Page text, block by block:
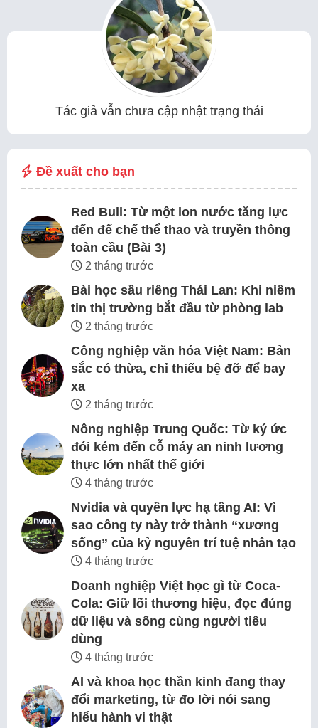
Tác giả vẫn chưa cập nhật trạng thái
Đề xuất cho bạn
Red Bull: Từ một lon nước tăng lực
đến đế chế thể thao và truyền thông
toàn cầu (Bài 3)
2 tháng trước
Bài học sầu riêng Thái Lan: Khi niềm
tin thị trường bắt đầu từ phòng lab
2 tháng trước
Công nghiệp văn hóa Việt Nam: Bản
sắc có thừa, chỉ thiếu bệ đỡ để bay
xa
2 tháng trước
Nông nghiệp Trung Quốc: Từ ký ức
đói kém đến cỗ máy an ninh lương
thực lớn nhất thế giới
4 tháng trước
Nvidia và quyền lực hạ tầng AI: Vì
sao công ty này trở thành “xương
sống” của kỷ nguyên trí tuệ nhân tạo
4 tháng trước
Doanh nghiệp Việt học gì từ Coca-
Cola: Giữ lõi thương hiệu, đọc đúng
dữ liệu và sống cùng người tiêu
dùng
4 tháng trước
AI và khoa học thần kinh đang thay
đổi marketing, từ đo lời nói sang
hiểu hành vi thật